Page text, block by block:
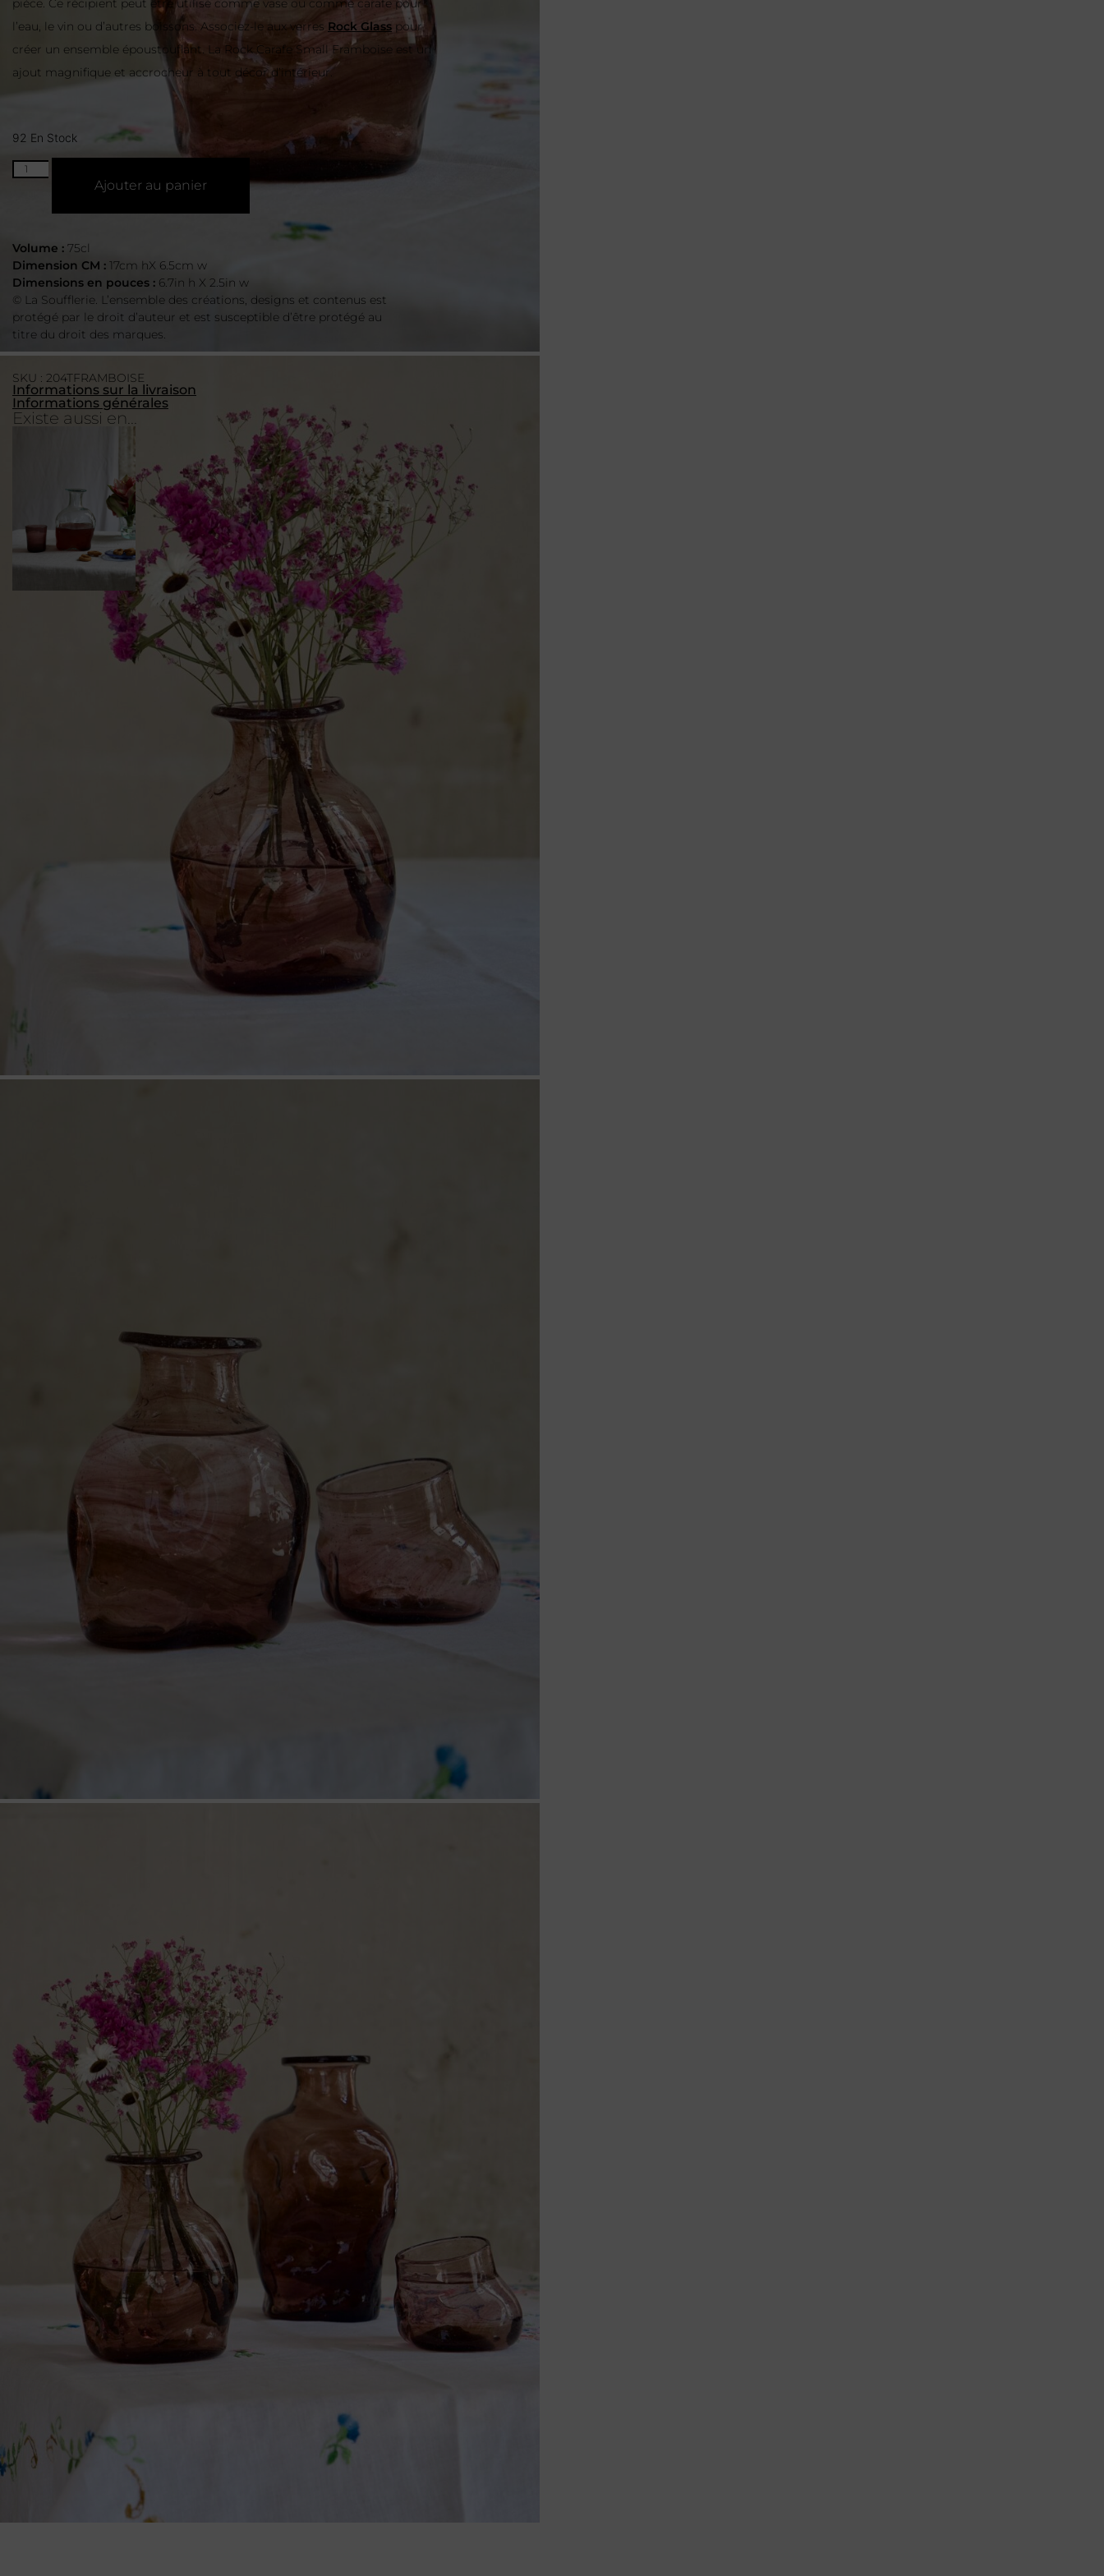
pièce. Ce récipient peut être utilisé comme vase ou comme carafe pour
l’eau, le vin ou d’autres boissons. Associez-le aux verres Rock Glass pour
créer un ensemble époustouflant. La Rock Carafe Small Framboise est un
ajout magnifique et accrocheur à tout décor d’intérieur.
92 En Stock
Ajouter au panier
Volume : 75cl
Dimension CM : 17cm hX 6.5cm w
Dimensions en pouces : 6.7in h X 2.5in w
© La Soufflerie. L’ensemble des créations, designs et contenus est
protégé par le droit d’auteur et est susceptible d’être protégé au
titre du droit des marques.
SKU : 204TFRAMBOISE
Informations sur la livraison
Informations générales
Existe aussi en...